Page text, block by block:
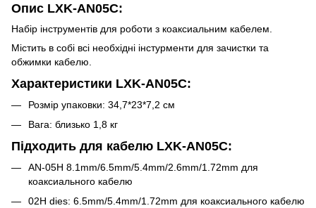
Опис LXK-AN05C:
Набір інструментів для роботи з коаксиальним кабелем.
Містить в собі всі необхідні інстурменти для зачистки та
обжимки кабелю.
Характеристики LXK-AN05C:
Розмір упаковки: 34,7*23*7,2 см
Вага: близько 1,8 кг
Підходить для кабелю LXK-AN05C:
AN-05H 8.1mm/6.5mm/5.4mm/2.6mm/1.72mm для
коаксиального кабелю
02H dies: 6.5mm/5.4mm/1.72mm для коаксиального кабелю